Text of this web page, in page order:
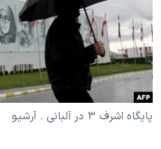
فرهنگ و زندگی
حقوق شهروندی
اقتصادی
علم و فناوری
اسرائیل در جنگ
مستندها
انتخابات ریاست جمهوری آمریکا ۲۰۲۴
حمله جمهوری اسلامی به اسرائیل
ورزش زنان در ایران
دنبال کنید
زبانهای مختلف
پایگاه اشرف ۳ در آلبانی . آرشیو